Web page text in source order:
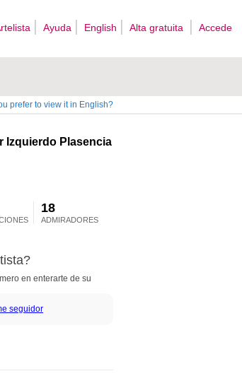
Ayuda English Alta gratuita Accede
prefer to view it in English?
Izquierdo Plasencia
18
ADMIRADORES
en enterarte de su
seguidor